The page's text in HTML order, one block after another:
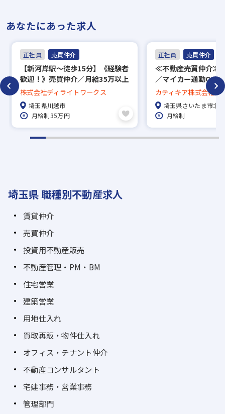
あなたにあった求人
正社員 売買仲介
【新河岸駅～徒歩15分】《経験者
歓迎！》売買仲介／月給35万以上
＋インセンティブ／長期休暇有り
◎
株式会社ディライトワークス
埼玉県川越市
月給制35万円
正社員 売買仲介
≪不動産売買仲介≫
／マイカー通勤OK
備）
カティキア株式会社
埼玉県さいたま市北区
月給制
埼玉県 職種別不動産求人
賃貸仲介
売買仲介
投資用不動産販売
不動産管理・PM・BM
住宅営業
建築営業
用地仕入れ
買取再販・物件仕入れ
オフィス・テナント仲介
不動産コンサルタント
宅建事務・営業事務
管理部門